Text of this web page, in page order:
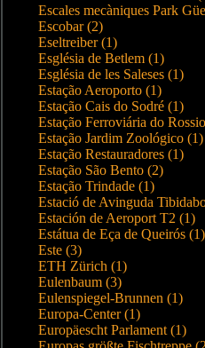
Escales mecàniques Park
Escobar (2)
Eseltreiber (1)
Església de Betlem (1)
Església de les Saleses (1)
Estação Aeroporto (1)
Estação Cais do Sodré (1)
Estação Ferroviária do
Estação Jardim Zoológico (1)
Estação Restauradores (1)
Estação São Bento (2)
Estação Trindade (1)
Estació de Avinguda
Estación de Aeroport T2 (1)
Estátua de Eça de Queirós (1)
Este (3)
ETH Zürich (1)
Eulenbaum (3)
Eulenspiegel-Brunnen (1)
Europa-Center (1)
Europäescht Parlament (1)